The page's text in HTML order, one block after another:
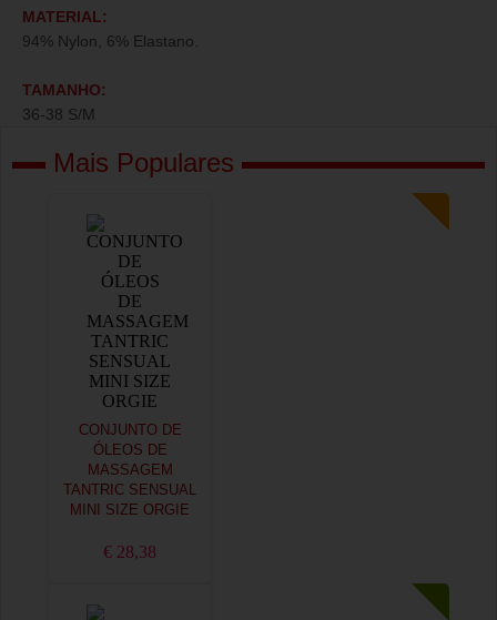
MATERIAL:
94% Nylon, 6% Elastano.
TAMANHO:
36-38 S/M
Mais Populares
CONJUNTO DE
ÓLEOS DE
MASSAGEM
TANTRIC SENSUAL
MINI SIZE ORGIE
€ 28,38